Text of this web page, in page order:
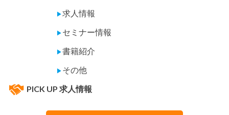
▶求人情報
▶ セミナー情報
▶書籍紹介
▶ その他
PICK UP 求人情報